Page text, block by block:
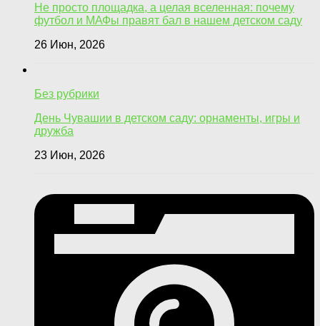
Не просто площадка, а целая вселенная: почему
футбол и МАФы правят бал в нашем детском саду
26 Июн, 2026
Без рубрики
День Чувашии в детском саду: орнаменты, игры и
дружба
23 Июн, 2026